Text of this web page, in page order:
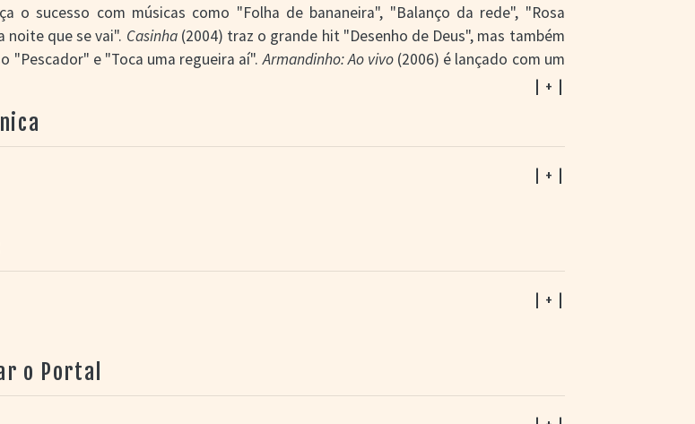
o sucesso com músicas como "Folha de bananeira", "Balanço da rede", "Rosa
noite que se vai". Casinha(2004) traz o grande hit "Desenho de Deus", mas também
"Pescador" e "Toca uma regueira aí".Armandinho: Ao vivo(2006) é lançado com um
(2008) traz a música de mesmo nome e se torna um hit
Durante 2011 o show de Armandinho passa pelo Brasil, Estados Unidos, Peru,
culminando com a gravação deste
e Fred Nery (Banda Macucos / ES).
| + |
| + |
| + |
o Portal